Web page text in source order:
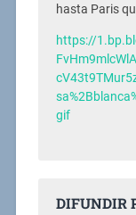
hasta Paris
https://
gif
DIFUNDIR